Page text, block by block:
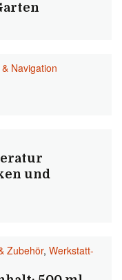
Navigation
und
Zubehör, Werkstatt-